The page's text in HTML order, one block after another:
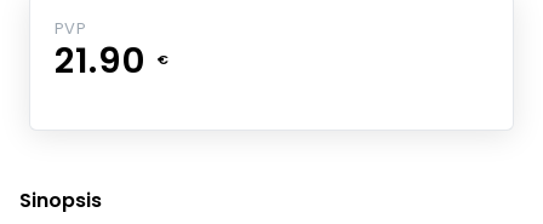
PVP
21.90 €
Sinopsis